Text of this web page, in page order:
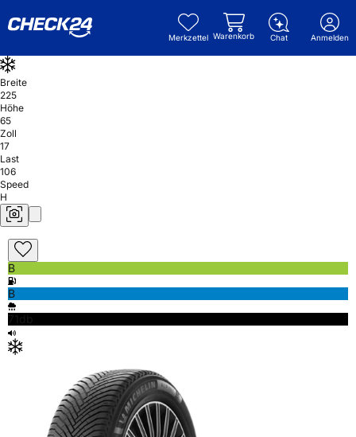
Merkzettel Warenkorb Chat Anmelden
Breite
225
Höhe
65
Zoll
17
Last
106
Speed
H
B
B
71db